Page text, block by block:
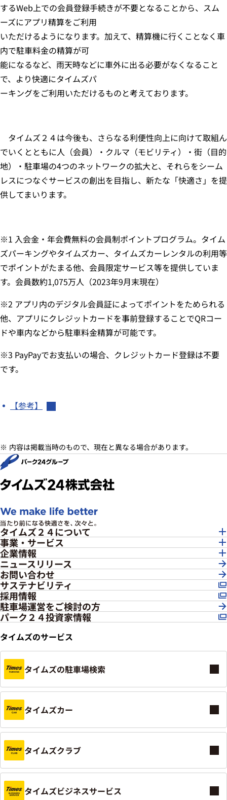
するWeb上での会員登録手続きが不要となることから、スム
ーズにアプリ精算をご利用
いただけるようになります。加えて、精算機に行くことなく車
内で駐車料金の精算が可
能になるなど、雨天時などに車外に出る必要がなくなること
で、より快適にタイムズパ
ーキングをご利用いただけるものと考えております。
タイムズ２４は今後も、さらなる利便性向上に向けて取組ん
でいくとともに人（会員）・クルマ（モビリティ）・街（目的
地）・駐車場の4つのネットワークの拡大と、それらをシーム
レスにつなぐサービスの創出を目指し、新たな「快適さ」を提
供してまいります。
※1 入会金・年会費無料の会員制ポイントプログラム。タイム
ズパーキングやタイムズカー、タイムズカーレンタルの利用等
でポイントがたまる他、会員限定サービス等を提供していま
す。会員数約1,075万人（2023年9月末現在）
※2 アプリ内のデジタル会員証によってポイントをためられる
他、アプリにクレジットカードを事前登録することでQRコー
ドや車内などから駐車料金精算が可能です。
※3 PayPayでお支払いの場合、クレジットカード登録は不要
です。
【参考】
内容は掲載当時のもので、現在と異なる場合があります。
タイムズ２４について
事業・サービス
企業情報
ニュースリリース
お問い合わせ
サステナビリティ
採用情報
駐車場運営をご検討の方
パーク２４投資家情報
タイムズのサービス
タイムズの駐車場検索
タイムズカー
タイムズクラブ
タイムズビジネスサービス